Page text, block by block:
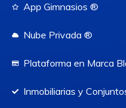
App Gimnasios ®
Nube Privada ®
Plataforma en Marca
Inmobiliarias y